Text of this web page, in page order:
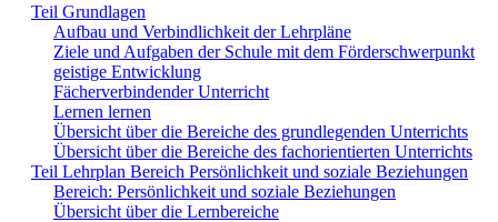
Teil Grundlagen
Aufbau und Verbindlichkeit der Lehrpläne
Ziele und Aufgaben der Schule mit dem Förderschwerpunkt
geistige Entwicklung
Fächerverbindender Unterricht
Lernen lernen
Übersicht über die Bereiche des grundlegenden Unterrichts
Übersicht über die Bereiche des fachorientierten Unterrichts
Teil Lehrplan Bereich Persönlichkeit und soziale Beziehungen
Bereich: Persönlichkeit und soziale Beziehungen
Übersicht über die Lernbereiche